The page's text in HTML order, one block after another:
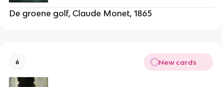
De groene golf, Claude Monet, 1865
6 New cards